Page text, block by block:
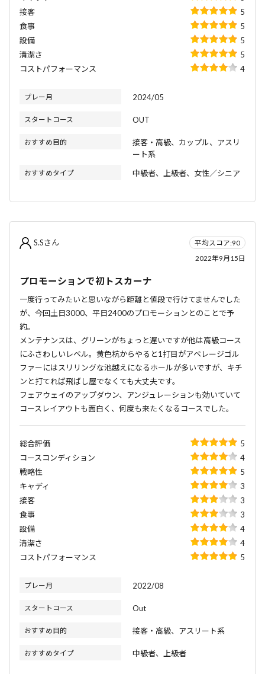
接客
5
食事
5
設備
5
清潔さ
5
コストパフォーマンス
4
プレー月 2024/05
スタートコース OUT
おすすめ目的
接客・高級、カップル、アスリ
ート系
おすすめタイプ 中級者、上級者、女性／シニア
S.Sさん
平均スコア:90
2022年9月15日
プロモーションで初トスカーナ
一度行ってみたいと思いながら距離と値段で行けてませんでした
が、今回土日3000、平日2400のプロモーションとのことで予
約。
メンテナンスは、グリーンがちょっと遅いですが他は高級コース
にふさわしいレベル。黄色杭からやると1打目がアベレージゴル
ファーにはスリリングな池越えになるホールが多いですが、キチ
ンと打てれば飛ばし屋でなくても大丈夫です。
フェアウェイのアップダウン、アンジュレーションも効いていて
コースレイアウトも面白く、何度も来たくなるコースでした。
総合評価
5
コースコンディション
4
戦略性
5
キャディ
3
接客
3
食事
3
設備
4
清潔さ
4
コストパフォーマンス
5
プレー月 2022/08
スタートコース Out
おすすめ目的 接客・高級、アスリート系
おすすめタイプ 中級者、上級者